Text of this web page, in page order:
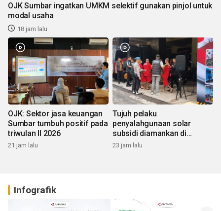
OJK Sumbar ingatkan UMKM selektif gunakan pinjol untuk
modal usaha
18 jam lalu
OJK: Sektor jasa keuangan
Sumbar tumbuh positif pada
triwulan II 2026
21 jam lalu
Tujuh pelaku
penyalahgunaan solar
subsidi diamankan di
Sumbar
23 jam lalu
Infografik